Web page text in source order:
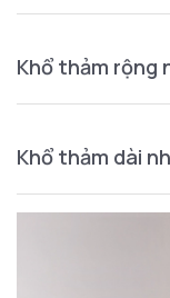
Khổ thảm rộng
Khổ thảm dài